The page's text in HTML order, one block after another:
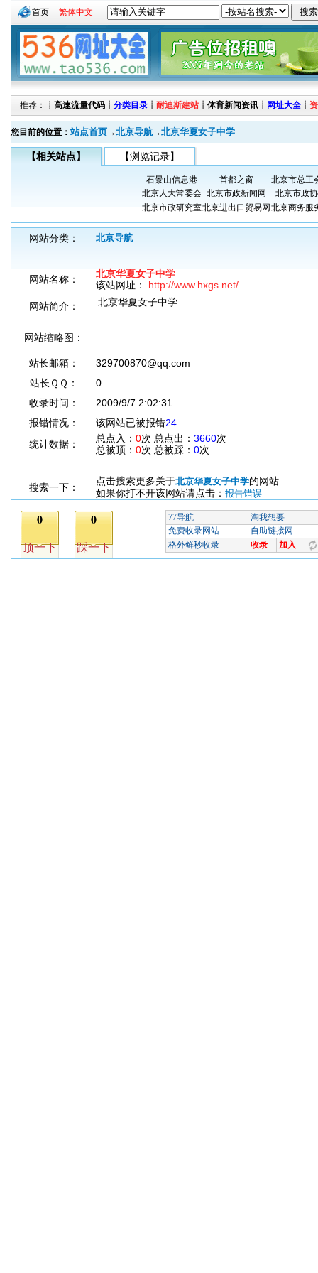
首页 繁体中文
推荐：┊ 高速流量代码 ┊ 分类目录 ┊ 耐迪斯建站 ┊ 体育新闻资讯 ┊ 网址大全 ┊
您目前的位置： 站点首页→北京导航→北京华夏女子中学
【相关站点】 【浏览记录】
石景山信息港 首都之窗
北京市总工
北京人大常委会 北京市政新闻网
北京市政协
北京市政研究室北京进出口贸易网 北京商务服
网站分类： 北京导航
网站名称：
北京华夏女子中学
该站网址： http://www.hxgs.net/
网站简介：
北京华夏女子中学
网站缩略图：
站长邮箱：
329700870@qq.com
站长ＱＱ：
0
收录时间：
2009/9/7 2:02:31
报错情况：
该网站已被报错24
统计数据：
总点入： 0次 总点出： 3660次
总被顶： 0次 总被踩： 0次
搜索一下：
点击搜索更多关于北京华夏女子中学的网站
如果你打不开该网站请点击： 报告错误